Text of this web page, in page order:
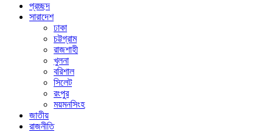
প্রচ্ছদ
সারাদেশ
ঢাকা
চট্টগ্রাম
রাজশাহী
খুলনা
বরিশাল
সিলেট
রংপুর
ময়মনসিংহ
জাতীয়
রাজনীতি